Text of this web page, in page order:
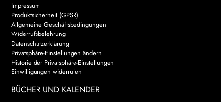
Impressum
Produktsicherheit (GPSR)
Allgemeine Geschäftsbedingungen
Widerrufsbelehrung
Datenschutzerklärung
Privatsphäre-Einstellungen ändern
Historie der Privatsphäre-Einstellungen
Einwilligungen widerrufen
BÜCHER UND KALENDER